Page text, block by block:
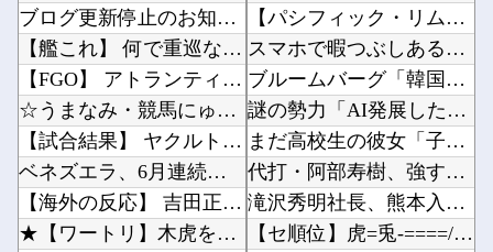
ブログ更新停止のお知らせ
【艦これ】 何で重巡なのに先制雷撃撃つんですか
【FGO】 アトランティス最後のコルデーちゃんイラスト！！ コルデーちゃんよかった....
☆うまなみ・競馬にゅーす速報 終了のお知らせ
【試合結果】 ヤクルト1-0巨人 奥川完封勝利で連敗ストップ！
ベネズエラ、6月連続に発生した大地震の犠牲者が「6000人超」に
【海外の反応】 吉田正尚、シーハンの立場にトドメを刺す5号弾！「日本ではレジェンドなんだぜ...
★【ワートリ】木虎をよく見たのでこの子がメインヒロインだと思ってたら、はじめて読んだとき違...
【パシフィック・リム】MODEROID「ジプシー・デンジャー」プラモデル【10日予約開始】...
スマホで暇つぶしある？他
ブルームバーグ「韓国株式市場はすでに投資不適格となった」→韓国財務相「韓国経済は絶好調！ ...
謎の勢力「AI発展したらお前らは皆クビになるわ」→未だかつてAIのせいで失業したG民が0人...
まだ高校生の彼女「子供ができたみたいです」彼氏・彼氏家族「産むのは無理だ。金は払うからオロ...
代打・阿部寿樹、強すぎるっ………！ あと一人から華麗な逆転タイムリー！！他
滝沢秀明社長、熊本入り示唆「男手が必要。時間を見つけて行きたい」他
【セ順位】虎=兎-====//====燕星===竜=鯉【8/7】他